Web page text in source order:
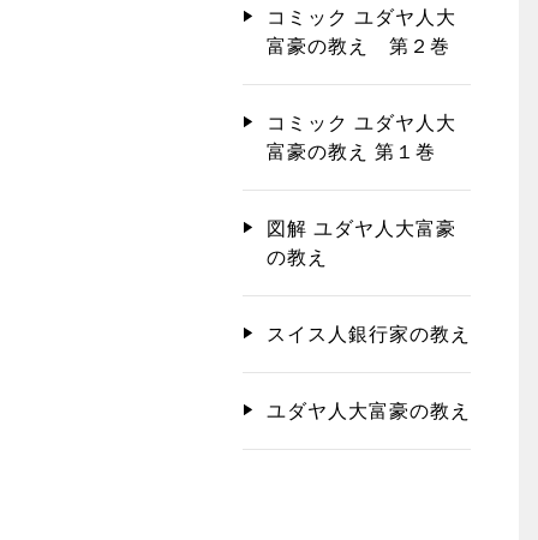
コミック ユダヤ人大
富豪の教え 第２巻
コミック ユダヤ人大
富豪の教え 第１巻
図解 ユダヤ人大富豪
の教え
スイス人銀行家の教え
ユダヤ人大富豪の教え